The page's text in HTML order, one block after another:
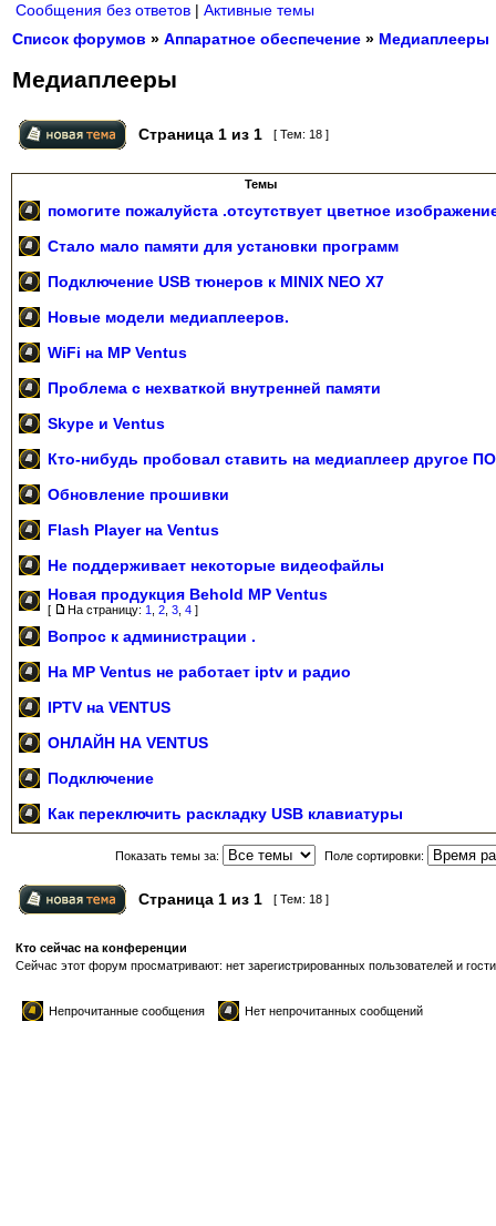
Сообщения без ответов | Активные темы
Список форумов » Аппаратное обеспечение » Медиаплееры
Медиаплееры
Страница 1 из 1 [ Тем: 18 ]
Темы
помогите пожалуйста .отсутствует цветное
Стало мало памяти для установки программ
Подключение USB тюнеров к MINIX NEO X7
Новые модели медиаплееров.
WiFi на MP Ventus
Проблема с нехваткой внутренней памяти
Skype и Ventus
Кто-нибудь пробовал ставить на медиаплеер другое
Обновление прошивки
Flash Player на Ventus
Не поддерживает некоторые видеофайлы
Новая продукция Behold MP Ventus
[ На страницу: 1 2 3 4 ]
Вопрос к администрации .
На MP Ventus не работает iptv и радио
IPTV на VENTUS
ОНЛАЙН НА VENTUS
Подключение
Как переключить раскладку USB клавиатуры
Показать темы за: Поле сортировки:
Страница 1 из 1 [ Тем: 18 ]
Кто сейчас на конференции
Сейчас этот форум просматривают: нет зарегистрированных пользователей и
Непрочитанные сообщения Нет непрочитанных сообщений